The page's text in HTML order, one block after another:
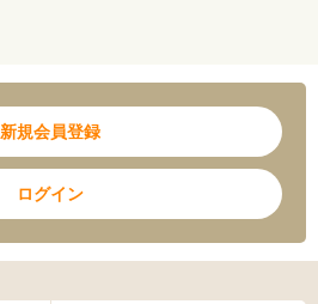
新規会員登録
ログイン